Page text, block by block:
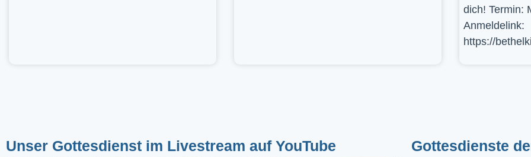
dich! Termin:
Anmeldelink:
https://
Unser Gottesdienst im Livestream auf YouTube Gottesdienste